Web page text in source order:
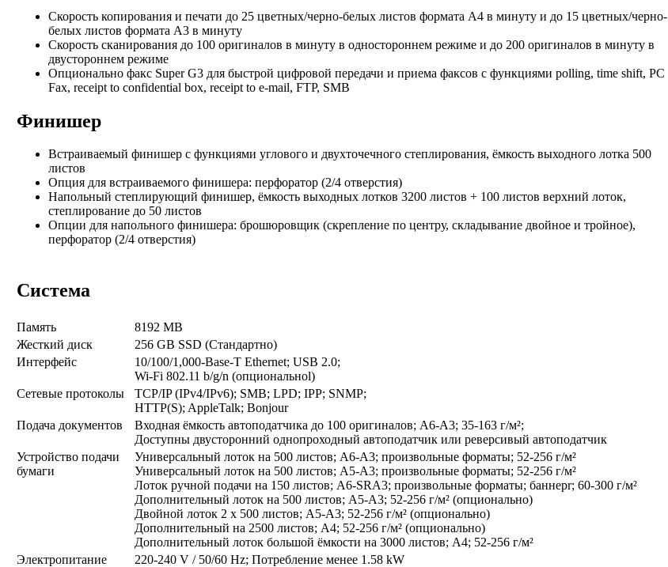
Скорость копирования и печати до 25 цветных/черно-белых листов формата А4 в минуту и до 15 цветных/черно-
белых листов формата А3 в минуту
Скорость сканирования до 100 оригиналов в минуту в одностороннем режиме и до 200 оригиналов в минуту в
двустороннем режиме
Опционально факс Super G3 для быстрой цифровой передачи и приема факсов с функциями polling, time shift, PC
Fax, receipt to confidential box, receipt to e-mail, FTP, SMB
Финишер
Встраиваемый финишер с функциями углового и двухточечного степлирования, ёмкость выходного лотка 500
листов
Опция для встраиваемого финишера: перфоратор (2/4 отверстия)
Напольный степлирующий финишер, ёмкость выходных лотков 3200 листов + 100 листов верхний лоток,
степлирование до 50 листов
Опции для напольного финишера: брошюровщик (скрепление по центру, складывание двойное и тройное),
перфоратор (2/4 отверстия)
Система
Память
8192 MB
Жесткий диск
256 GB SSD (Стандартно)
Интерфейс
10/100/1,000-Base-T Ethernet; USB 2.0;
Wi-Fi 802.11 b/g/n (опциональноl)
Сетевые протоколы
TCP/IP (IPv4/IPv6); SMB; LPD; IPP; SNMP;
HTTP(S); AppleTalk; Bonjour
Подача документов
Входная ёмкость автоподатчика до 100 оригиналов; A6-A3; 35-163 г/м²;
Доступны двусторонний однопроходный автоподатчик или реверсивый автоподатчик
Устройство подачи
бумаги
Универсальный лоток на 500 листов; A6-A3; произвольные форматы; 52-256 г/м²
Универсальный лоток на 500 листов; A5-A3; произвольные форматы; 52-256 г/м²
Лоток ручной подачи на 150 листов; A6-SRA3; произвольные форматы; баннерr; 60-300 г/м²
Дополнительный лоток на 500 листов; A5-A3; 52-256 г/м² (опционально)
Двойной лоток 2 x 500 листов; A5-A3; 52-256 г/м² (опционально)
Дополнительный на 2500 листов; A4; 52-256 г/м² (опционально)
Дополнительный лоток большой ёмкости на 3000 листов; A4; 52-256 г/м²
Электропитание
220-240 V / 50/60 Hz; Потребление менее 1.58 kW